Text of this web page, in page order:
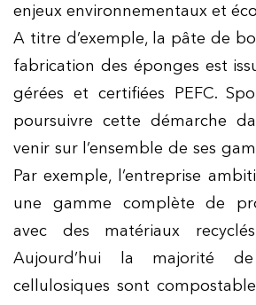
enjeux environnementaux et
A titre d’exemple, la pâte de
fabrication des éponges est
gérées et certifiées PEFC.
poursuivre cette démarche
venir sur l’ensemble de ses
Par exemple, l’entreprise
une gamme complète de
avec des matériaux
Aujourd’hui la majorité
cellulosiques sont